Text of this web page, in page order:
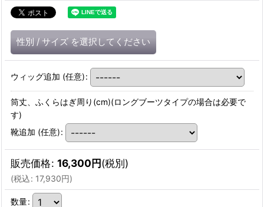
性別 / サイズ を選択してください
ウィッグ追加 (任意):
筒丈、ふくらはぎ周り(cm)(ロングブーツタイプの場合は必要で
す)
靴追加 (任意):
販売価格: 16,300円(税別)
(税込: 17,930円)
数量: